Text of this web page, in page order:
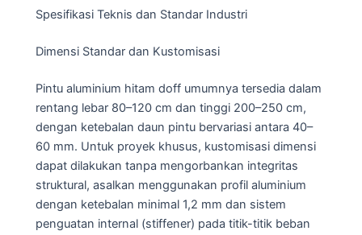
Spesifikasi Teknis dan Standar Industri
Dimensi Standar dan Kustomisasi
Pintu aluminium hitam doff umumnya tersedia dalam
rentang lebar 80–120 cm dan tinggi 200–250 cm,
dengan ketebalan daun pintu bervariasi antara 40–
60 mm. Untuk proyek khusus, kustomisasi dimensi
dapat dilakukan tanpa mengorbankan integritas
struktural, asalkan menggunakan profil aluminium
dengan ketebalan minimal 1,2 mm dan sistem
penguatan internal (stiffener) pada titik-titik beban